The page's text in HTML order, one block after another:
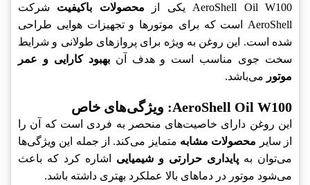
AeroShell Oil W100 یکی از محصولات باکیفیت شرکت
AeroShell است که برای موتورها و تجهیزات هوایی طراحی
شده است. این روغن به ویژه برای پروازهای طولانی و شرایط
سخت جوی مناسب است و هدف آنبهبود کارایی و عمر
موتور می‌باشد.
AeroShell Oil W100: ویژگی‌های خاص
این روغن دارای خاصیت‌های منحصر به فردی است که آن را
از سایر محصولات مشابه متمایز می‌کند. از جمله این ویژگی‌ها
می‌توان به پایداری حرارتی و شیمیایی اشاره کرد که باعث
می‌شود موتور در دماهای بالا عملکرد بهتری داشته باشد.